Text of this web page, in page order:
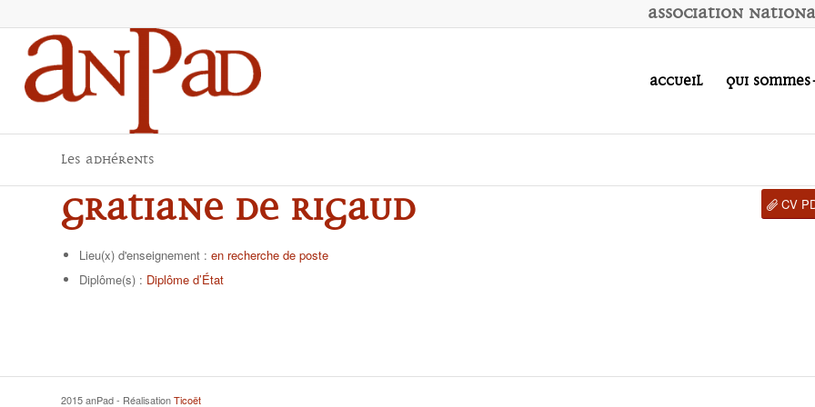
Association N
Accueil Qui
Les adhérents
Gratiane de RIGAUD
Lieu(x) d'enseignement : en recherche de poste
Diplôme(s) : Diplôme d’État
CV
2015 anPad - RéalisationTicoët